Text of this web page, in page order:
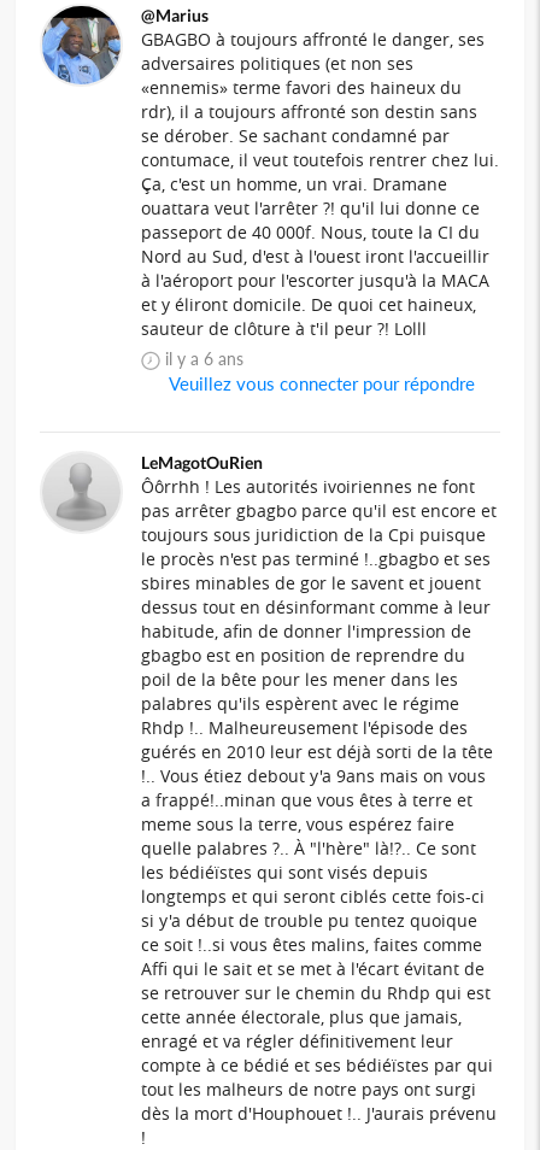
@Marius
GBAGBO à toujours affronté le danger, ses
adversaires politiques (et non ses
«ennemis» terme favori des haineux du
rdr), il a toujours affronté son destin sans
se dérober. Se sachant condamné par
contumace, il veut toutefois rentrer chez lui.
Ça, c'est un homme, un vrai. Dramane
ouattara veut l'arrêter ?! qu'il lui donne ce
passeport de 40 000f. Nous, toute la CI du
Nord au Sud, d'est à l'ouest iront l'accueillir
à l'aéroport pour l'escorter jusqu'à la MACA
et y éliront domicile. De quoi cet haineux,
sauteur de clôture à t'il peur ?! Lolll
il y a 6 ans
Veuillez vous connecter pour répondre
LeMagotOuRien
Ôôrrhh ! Les autorités ivoiriennes ne font
pas arrêter gbagbo parce qu'il est encore et
toujours sous juridiction de la Cpi puisque
le procès n'est pas terminé !..gbagbo et ses
sbires minables de gor le savent et jouent
dessus tout en désinformant comme à leur
habitude, afin de donner l'impression de
gbagbo est en position de reprendre du
poil de la bête pour les mener dans les
palabres qu'ils espèrent avec le régime
Rhdp !.. Malheureusement l'épisode des
guérés en 2010 leur est déjà sorti de la tête
!.. Vous étiez debout y'a 9ans mais on vous
a frappé!..minan que vous êtes à terre et
meme sous la terre, vous espérez faire
quelle palabres ?.. À "l'hère" là!?.. Ce sont
les bédiéïstes qui sont visés depuis
longtemps et qui seront ciblés cette fois-ci
si y'a début de trouble pu tentez quoique
ce soit !..si vous êtes malins, faites comme
Affi qui le sait et se met à l'écart évitant de
se retrouver sur le chemin du Rhdp qui est
cette année électorale, plus que jamais,
enragé et va régler définitivement leur
compte à ce bédié et ses bédiéïstes par qui
tout les malheurs de notre pays ont surgi
dès la mort d'Houphouet !.. J'aurais prévenu
!